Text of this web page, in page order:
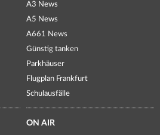
A3 News
A5 News
A661 News
Günstig tanken
Parkhäuser
Flugplan Frankfurt
Schulausfälle
ON AIR